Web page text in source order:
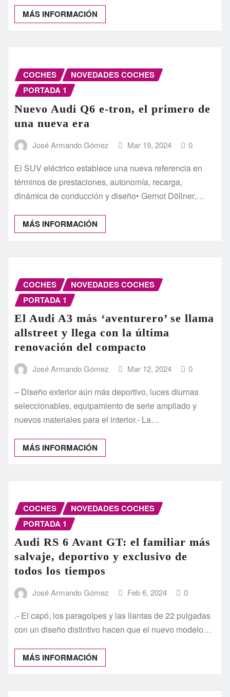
MÁS INFORMACIÓN
COCHES
NOVEDADES COCHES
PORTADA 1
Nuevo Audi Q6 e-tron, el primero de
una nueva era
José Armando Gómez Mar 19, 2024 0
El SUV eléctrico establece una nueva referencia en
términos de prestaciones, autonomía, recarga,
dinámica de conducción y diseño• Gernot Döllner,…
MÁS INFORMACIÓN
COCHES
NOVEDADES COCHES
PORTADA 1
El Audi A3 más ‘aventurero’ se llama
allstreet y llega con la última
renovación del compacto
José Armando Gómez Mar 12, 2024 0
– Diseño exterior aún más deportivo, luces diurnas
seleccionables, equipamiento de serie ampliado y
nuevos materiales para el interior.- La…
MÁS INFORMACIÓN
COCHES
NOVEDADES COCHES
PORTADA 1
Audi RS 6 Avant GT: el familiar más
salvaje, deportivo y exclusivo de
todos los tiempos
José Armando Gómez Feb 6, 2024 0
.- El capó, los paragolpes y las llantas de 22 pulgadas
con un diseño distintivo hacen que el nuevo modelo…
MÁS INFORMACIÓN